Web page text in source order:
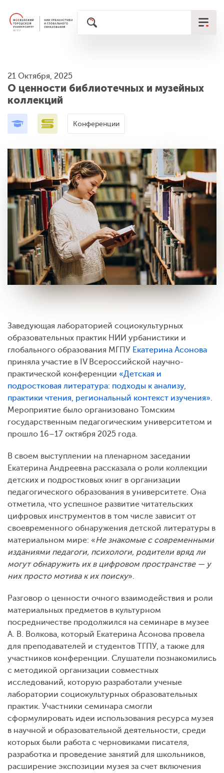
21 Октября, 2025
О ценности библиотечных и музейных
коллекций
Конференции
Заведующая лабораторией социокультурных
образовательных практик НИИ урбанистики и
глобального образования МГПУ Екатерина Асонова
приняла участие в IV Всероссийской научно-
практической конференции «Детская и
подростковая литература: подходы к анализу,
практики чтения, региональный контекст изучения».
Мероприятие было организовано Томским
государственным педагогическим университетом и
прошло 16–17 октября 2025 года.
В своем выступлении на пленарном заседании
Екатерина Андреевна рассказала о роли коллекции
детских и подростковых книг в организации
педагогического образования в университете. Она
отметила, что успешное развитие читательских
цифровых инструментов в том числе зависит от
своевременного обнаружения детской литературы в
материальном мире: «Не знакомые с современными
изданиями педагоги, психологи, родители вряд ли
могут обнаружить их в цифровом пространстве — у
них просто мотива к их поиску».
Разговор о ценности очного взаимодействия и роли
материальных предметов в культурном
посредничестве продолжился на семинаре в музее
А. В. Волкова, который Екатерина Асонова провела
для преподавателей и студентов ТГПУ, а также для
участников конференции. Слушатели познакомились
с методикой организации совместных
исследований, которую разработали ученые
лаборатории социокультурных образовательных
практик. Участники семинара смогли
сформулировать идеи использования ресурса музея
в научной и образовательной деятельности, среди
которых были работа с черновиками писателя,
разработка и проведение занятий для школьников,
расширение экспозиции музея за счет включения